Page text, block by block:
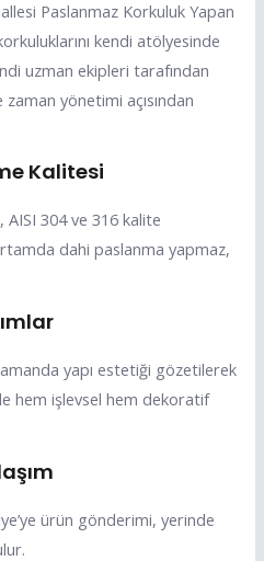
Paslanmaz Korkuluk Yapan
kendi atölyesinde
uzman ekipleri tarafından
yönetimi açısından
Kalitesi
AISI 304 ve 316 kalite
dahi paslanma yapmaz,
yapı estetiği gözetilerek
hem işlevsel hem dekoratif
ürün gönderimi, yerinde